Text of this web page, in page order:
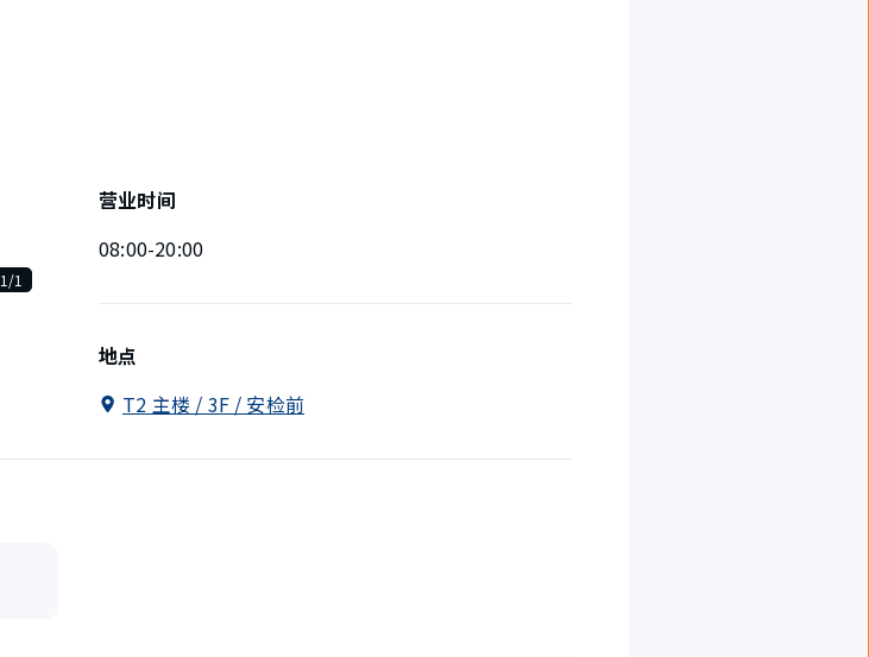
1/1
营业时间
08:00-20:00
地点
T2 主楼 / 3F / 安检前